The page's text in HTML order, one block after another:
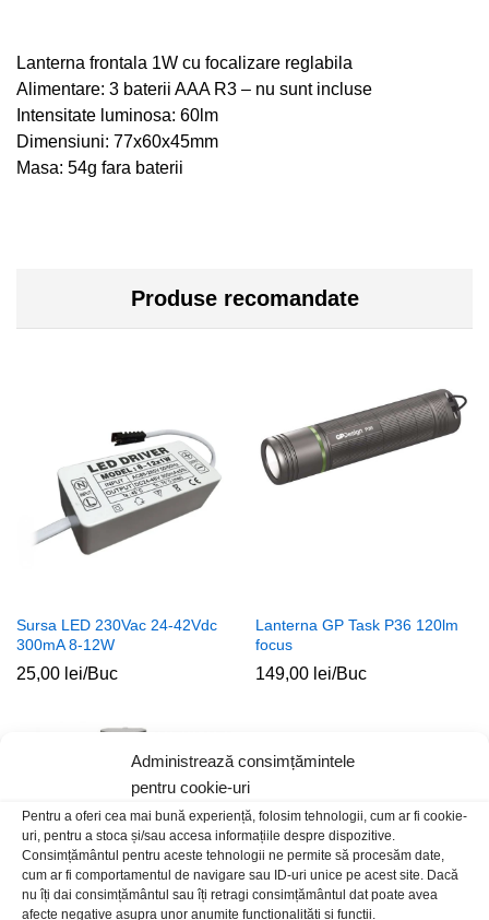
Administrează consimțămintele
pentru cookie-uri
Pentru a oferi cea mai bună experiență, folosim tehnologii, cum ar fi cookie-
uri, pentru a stoca și/sau accesa informațiile despre dispozitive.
Consimțământul pentru aceste tehnologii ne permite să procesăm date,
cum ar fi comportamentul de navigare sau ID-uri unice pe acest site. Dacă
nu îți dai consimțământul sau îți retragi consimțământul dat poate avea
afecte negative asupra unor anumite funcționalități și funcții.
Lanterna frontala 1W cu focalizare reglabila
Alimentare: 3 baterii AAA R3 – nu sunt incluse
Intensitate luminosa: 60lm
Dimensiuni: 77x60x45mm
Masa: 54g fara baterii
Produse recomandate
Sursa LED 230Vac 24-42Vdc
300mA 8-12W
25,00 lei/Buc
Lanterna GP Task P36 120lm
focus
149,00 lei/Buc